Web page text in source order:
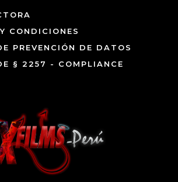
CONDICIONES
PREVENCIÓN DE DATOS
§ 2257 - COMPLIANCE